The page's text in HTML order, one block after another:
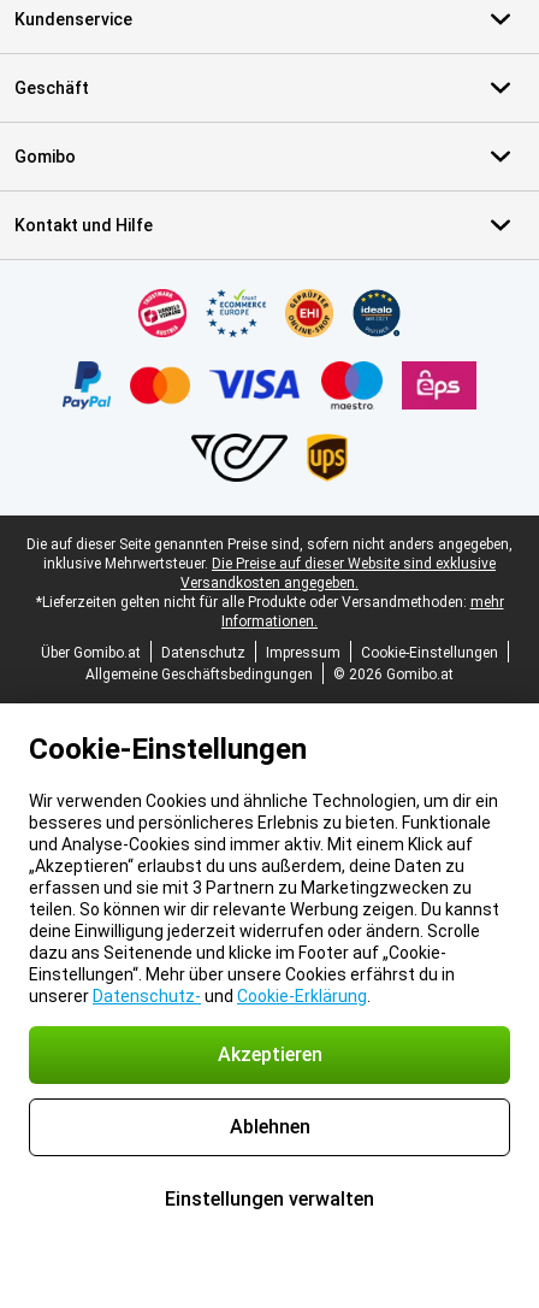
Kundenservice
Geschäft
Gomibo
Kontakt und Hilfe
Juristische Fußzeile
Die auf dieser Seite genannten Preise sind, sofern nicht anders angegeben,
inklusive Mehrwertsteuer. Die Preise auf dieser Website sind exklusive
Versandkosten angegeben.
*Lieferzeiten gelten nicht für alle Produkte oder Versandmethoden: mehr
Informationen.
Über Gomibo.at
Datenschutz Impressum
Cookie-Einstellungen
Allgemeine Geschäftsbedingungen
© 2026 Gomibo.at
Cookie-Einstellungen
Wir verwenden Cookies und ähnliche Technologien, um dir ein
besseres und persönlicheres Erlebnis zu bieten. Funktionale
und Analyse-Cookies sind immer aktiv. Mit einem Klick auf
„Akzeptieren“ erlaubst du uns außerdem, deine Daten zu
erfassen und sie mit 3 Partnern zu Marketingzwecken zu
teilen. So können wir dir relevante Werbung zeigen. Du kannst
deine Einwilligung jederzeit widerrufen oder ändern. Scrolle
dazu ans Seitenende und klicke im Footer auf „Cookie-
Einstellungen“. Mehr über unsere Cookies erfährst du in
unserer Datenschutz- und Cookie-Erklärung
Akzeptieren
Ablehnen
Einstellungen verwalten